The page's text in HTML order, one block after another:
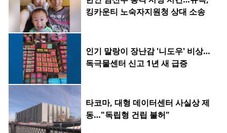
킹카운티 노숙자지원청 상대 소송
인기 말랑이 장난감 '니도우' 비상…
독극물센터 신고 1년 새 급증
타코마, 대형 데이터센터 사실상 제
동…"독립형 건립 불허"